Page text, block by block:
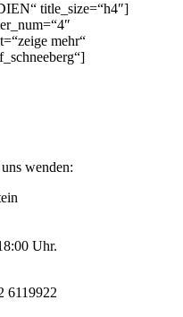
title_size=“h4″]
mehr“
wenden:
Uhr.
6119922